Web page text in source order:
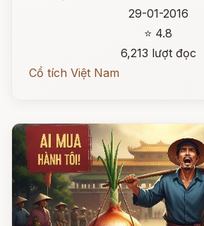
29-01-2016
⭐ 4.8
6,213 lượt đọc
Cổ tích Việt Nam